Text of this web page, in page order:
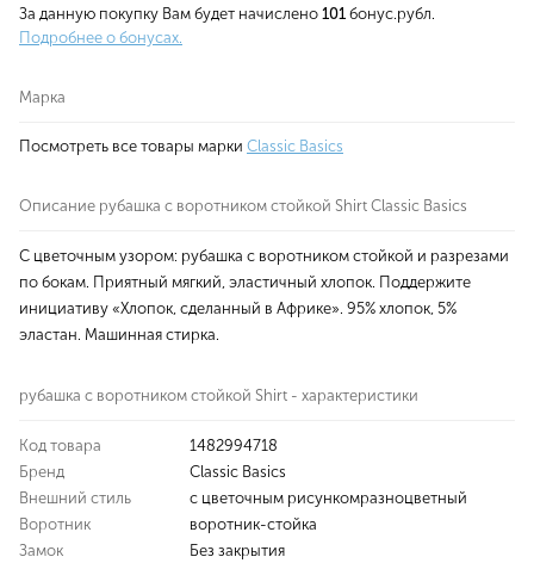
За данную покупку Вам будет начислено 101 бонус.рубл.
Подробнее о бонусах.
Марка
Посмотреть все товары марки Classic Basics
Описание рубашка с воротником стойкой Shirt Classic Basics
С цветочным узором: рубашка с воротником стойкой и разрезами
по бокам. Приятный мягкий, эластичный хлопок. Поддержите
инициативу «Хлопок, сделанный в Африке». 95% хлопок, 5%
эластан. Машинная стирка.
рубашка с воротником стойкой Shirt - характеристики
Код товара
1482994718
Бренд
Classic Basics
Внешний стиль
с цветочным рисункомразноцветный
Воротник
воротник-стойка
Замок
Без закрытия